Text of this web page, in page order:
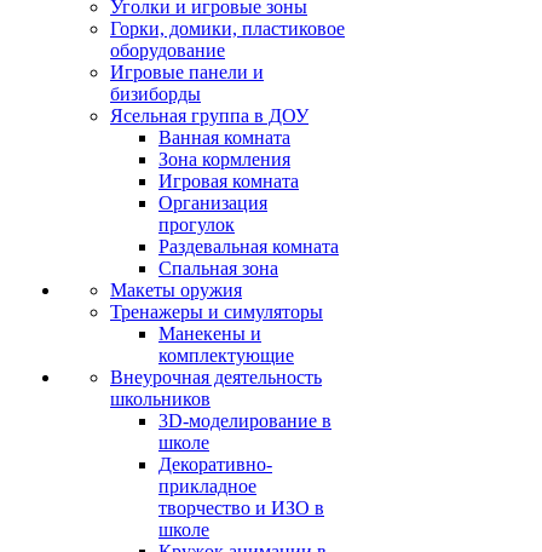
Уголки и игровые зоны
Горки, домики, пластиковое
оборудование
Игровые панели и
бизиборды
Ясельная группа в ДОУ
Ванная комната
Зона кормления
Игровая комната
Организация
прогулок
Раздевальная комната
Спальная зона
Макеты оружия
Тренажеры и симуляторы
Манекены и
комплектующие
Внеурочная деятельность
школьников
3D-моделирование в
школе
Декоративно-
прикладное
творчество и ИЗО в
школе